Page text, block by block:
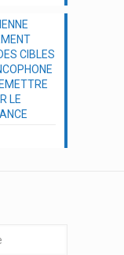
CIBLES
LE